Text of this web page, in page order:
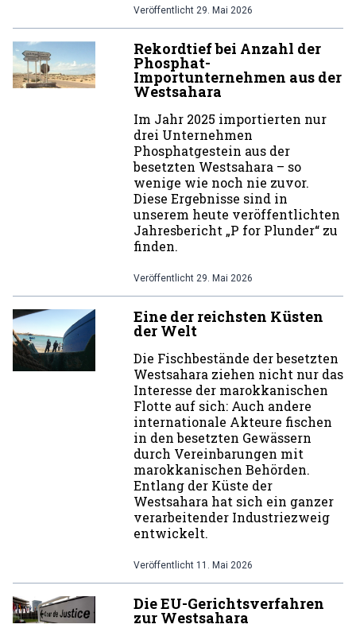
Veröffentlicht 29. Mai 2026
Rekordtief bei Anzahl der
Phosphat-
Importunternehmen aus der
Westsahara
Im Jahr 2025 importierten nur
drei Unternehmen
Phosphatgestein aus der
besetzten Westsahara – so
wenige wie noch nie zuvor.
Diese Ergebnisse sind in
unserem heute veröffentlichten
Jahresbericht „P for Plunder“ zu
finden.
Veröffentlicht 29. Mai 2026
Eine der reichsten Küsten
der Welt
Die Fischbestände der besetzten
Westsahara ziehen nicht nur das
Interesse der marokkanischen
Flotte auf sich: Auch andere
internationale Akteure fischen
in den besetzten Gewässern
durch Vereinbarungen mit
marokkanischen Behörden.
Entlang der Küste der
Westsahara hat sich ein ganzer
verarbeitender Industriezweig
entwickelt.
Veröffentlicht 11. Mai 2026
Die EU-Gerichtsverfahren
zur Westsahara